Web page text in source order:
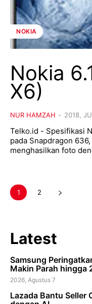
NOKIA
Nokia
X6)
NUR HAMZAH - 2018,
Telko.id - Spesifikasi
pada Snapdragon
menghasilkan foto
1 2
Latest
Samsung
Makin Parah hingga
2026, Agustus 7
Lazada Bantu Seller